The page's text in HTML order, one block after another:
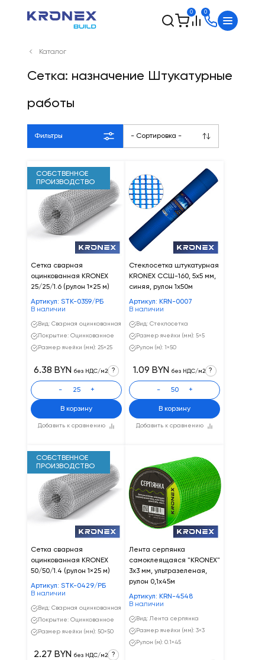
0 0
Каталог
Сетка: назначение Штукатурные
работы
Фильтры - Сортировка -
СОБСТВЕННОЕ
ПРОИЗВОДСТВО
Сетка сварная
оцинкованная KRONEX
25/25/1.6 (рулон 1×25 м)
Артикул: STK-0359/РБ
В наличии
Вид: Сварная оцинкованная
Покрытие: Оцинкованное
Размер ячейки (мм): 25×25
Добавить к сравнению
6.38 BYN без НДС/м2 ?
- +
В корзину
Стеклосетка штукатурная
KRONEX ССШ-160, 5х5 мм,
синяя, рулон 1х50м
Артикул: KRN-0007
В наличии
Вид: Стеклосетка
Размер ячейки (мм): 5×5
Рулон (м): 1×50
Добавить к сравнению
1.09 BYN без НДС/м2 ?
- +
В корзину
СОБСТВЕННОЕ
ПРОИЗВОДСТВО
Сетка сварная
оцинкованная KRONEX
50/50/1.4 (рулон 1×25 м)
Артикул: STK-0429/РБ
В наличии
Вид: Сварная оцинкованная
Покрытие: Оцинкованное
Размер ячейки (мм): 50×50
2.27 BYN без НДС/м2 ?
Лента серпянка
самоклеящаяся "KRONEX"
3х3 мм, ультразеленая,
рулон 0,1х45м
Артикул: KRN-4548
В наличии
Вид: Лента серпянка
Размер ячейки (мм): 3×3
Рулон (м): 0.1×45